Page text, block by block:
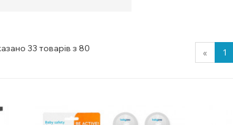
33 товарів з 80 « 1